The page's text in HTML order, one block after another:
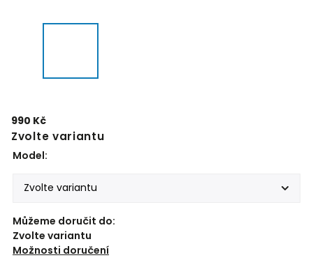
990 Kč
Zvolte variantu
Model:
Můžeme doručit do:
Zvolte variantu
Možnosti doručení